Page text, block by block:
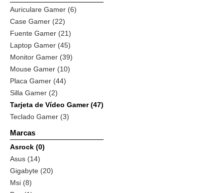
Auriculare Gamer (6)
Case Gamer (22)
Fuente Gamer (21)
Laptop Gamer (45)
Monitor Gamer (39)
Mouse Gamer (10)
Placa Gamer (44)
Silla Gamer (2)
Tarjeta de Vídeo Gamer (47)
Teclado Gamer (3)
Marcas
Asrock (0)
Asus (14)
Gigabyte (20)
Msi (8)